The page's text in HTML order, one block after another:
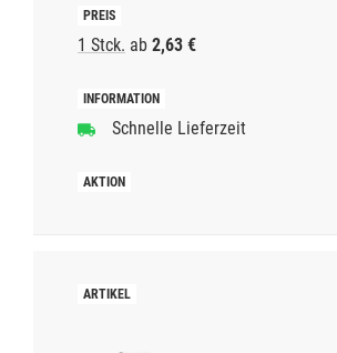
1 Stck. ab 2,63 €
Schnelle Lieferzeit